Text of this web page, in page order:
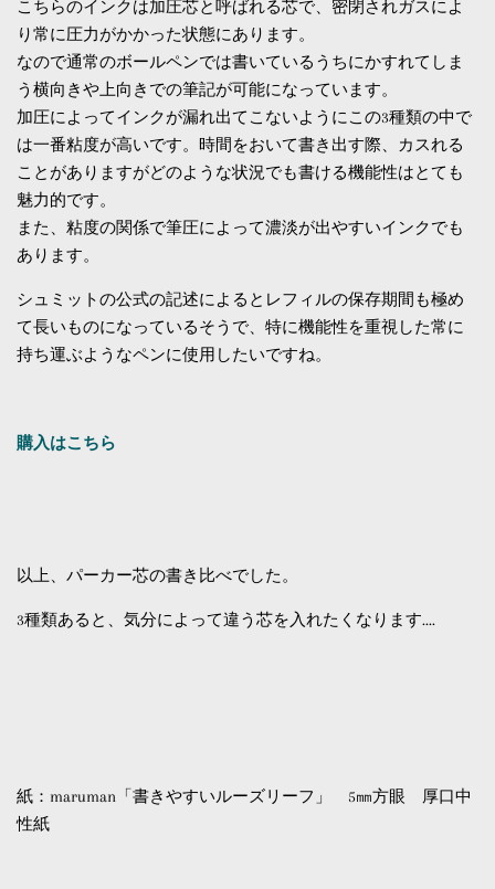
こちらのインクは加圧芯と呼ばれる芯で、密閉されガスによ
り常に圧力がかかった状態にあります。
なので通常のボールペンでは書いているうちにかすれてしま
う横向きや上向きでの筆記が可能になっています。
加圧によってインクが漏れ出てこないようにこの3種類の中で
は一番粘度が高いです。時間をおいて書き出す際、カスれる
ことがありますがどのような状況でも書ける機能性はとても
魅力的です。
また、粘度の関係で筆圧によって濃淡が出やすいインクでも
あります。
シュミットの公式の記述によるとレフィルの保存期間も極め
て長いものになっているそうで、特に機能性を重視した常に
持ち運ぶようなペンに使用したいですね。
購入はこちら
以上、パーカー芯の書き比べでした。
3種類あると、気分によって違う芯を入れたくなります....
紙：maruman「書きやすいルーズリーフ」 5㎜方眼 厚口中
性紙